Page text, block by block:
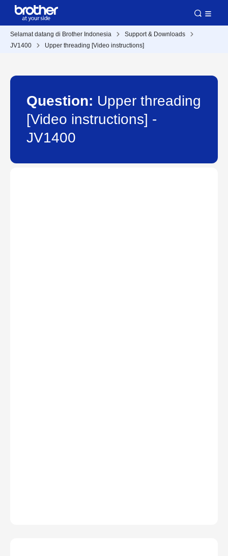
Selamat datang di Brother Indonesia
Support & Downloads
JV1400
Upper threading [Video instructions]
Question: Upper threading
[Video instructions] -
JV1400